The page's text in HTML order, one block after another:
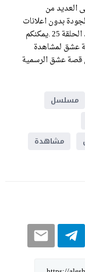
العديد من
بدون اعلانات
مزعجة. في هذه الحلقة نعرض لكم مسلسل بدم بارد الحلقة 25 .يمكنكم
عشق لمشاهدة
قصة عشق الرسمية
مسلسل
مشاهدة